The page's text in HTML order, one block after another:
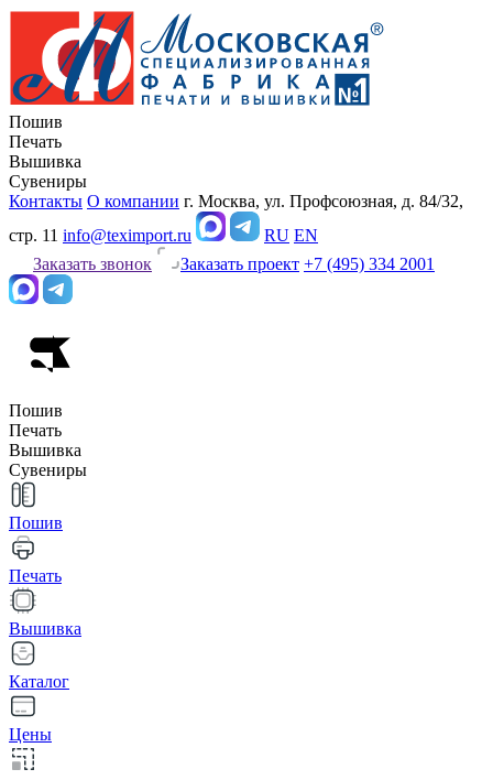
Пошив
Печать
Вышивка
Сувениры
Контакты О компании г. Москва, ул. Профсоюзная, д. 84/32,
стр. 11 info@teximport.ru RU EN
Заказать звонок
Заказать проект +7 (495) 334 2001
Пошив
Печать
Вышивка
Сувениры
Пошив
Печать
Вышивка
Каталог
Цены